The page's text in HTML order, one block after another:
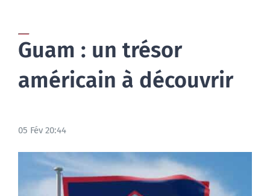
Guam : un trésor
américain à découvrir
05 Fév 20:44